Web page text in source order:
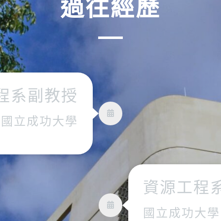
過往經歷
系副教授
國立成功大學
資源工程
國立成功大學